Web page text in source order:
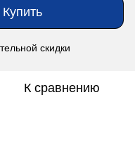
Купить
скидки
К сравнению